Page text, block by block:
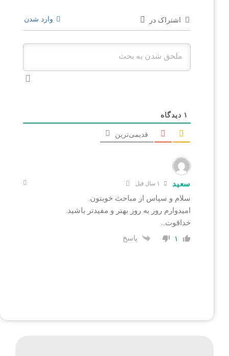
اشتراک در وارد شدن
۱ دیدگاه
قدیمی‌ترین
سعید
سلام و سپاس از مباحث خوبتون.
امیدوارم روز به روز بهتر و مفیدتر باشید.
خداقوت…
۱ پاسخ